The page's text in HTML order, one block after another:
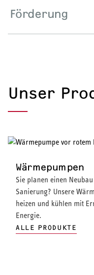
Förderung
Unser
Wärmepumpen
Sie planen einen
Sanierung? Unsere
heizen und kühlen mit
Energie.
ALLE PRODUKTE